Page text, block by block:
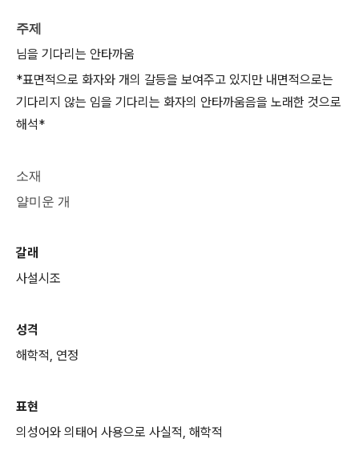
주제
님을 기다리는 안타까움
*표면적으로 화자와 개의 갈등을 보여주고 있지만 내면적으로는
기다리지 않는 임을 기다리는 화자의 안타까움음을 노래한 것으로
해석*
소재
얄미운 개
갈래
사설시조
성격
해학적, 연정
표현
의성어와 의태어 사용으로 사실적, 해학적